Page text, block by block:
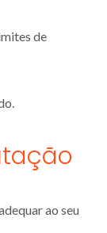
de
ao seu